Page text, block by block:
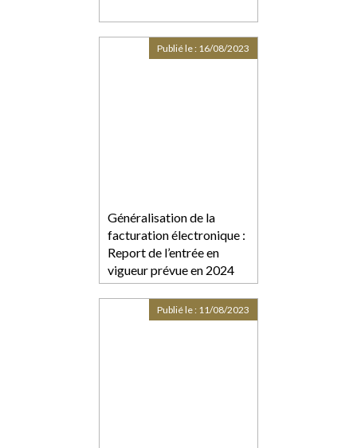
Généralisation de la
facturation électronique :
Report de l’entrée en
vigueur prévue en 2024
Publié le : 16/08/2023
Publié le : 11/08/2023